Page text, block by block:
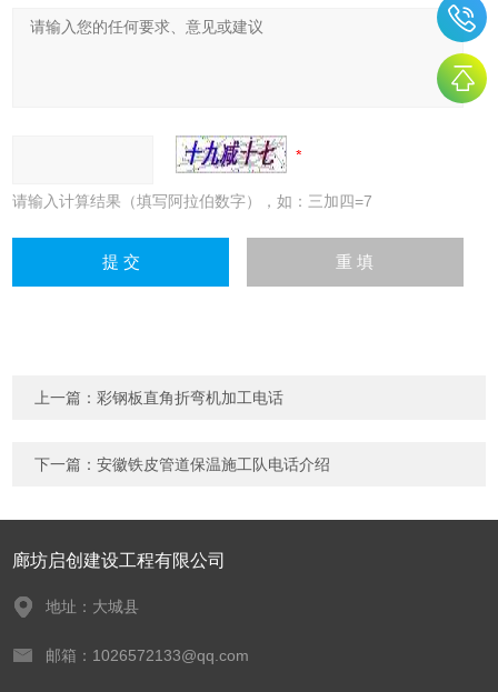
请输入计算结果（填写阿拉伯数字），如：三加四=7
上一篇：彩钢板直角折弯机加工电话
下一篇：安徽铁皮管道保温施工队电话介绍
廊坊启创建设工程有限公司
地址：大城县
邮箱：1026572133@qq.com